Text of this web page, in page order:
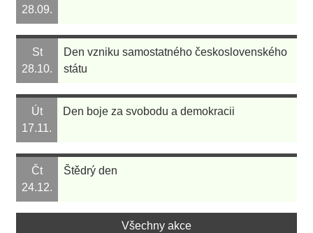
28.09.
St
28.10.
Den vzniku samostatného československého
státu
Út
17.11.
Den boje za svobodu a demokracii
Čt
24.12.
Štědrý den
Všechny akce